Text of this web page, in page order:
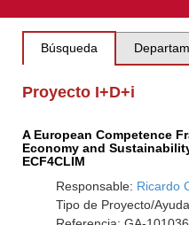
Búsqueda
Proyecto I+D+i
A European Competence
Economy and
ECF4CLIM
Responsable: Ricardo
Tipo de Proyecto/